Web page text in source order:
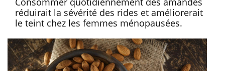
réduirait la sévérité des rides et améliorerait
le teint chez les femmes ménopausées.